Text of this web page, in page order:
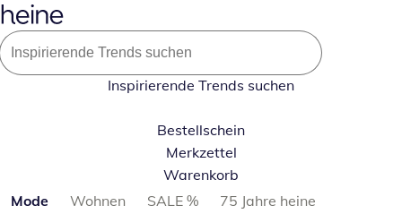
Inspirierende Trends suchen
Bestellschein
Merkzettel
Warenkorb
Produktkategorien überspringen
Mode Wohnen SALE %
75 Jahre heine